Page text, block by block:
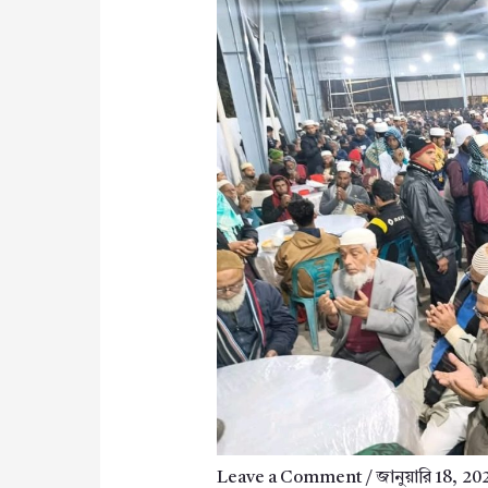
Leave a Comment /জানুয়ারি 18,